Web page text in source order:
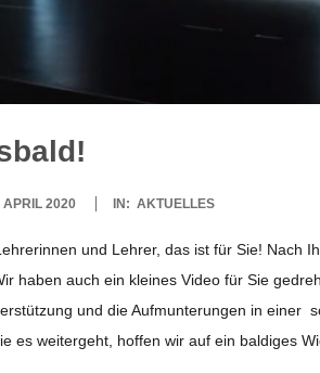
APRIL 2020 IN: AKTUELLES
und Leh­rer, das ist für Sie! Nach
haben auch ein klei­nes Video für Sie
und die Auf­mun­te­run­gen in einer
es wei­ter­geht, hof­fen wir auf ein bal­di­ges